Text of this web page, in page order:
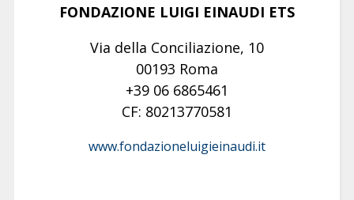
FONDAZIONE LUIGI EINAUDI ETS
Via della Conciliazione, 10
00193 Roma
+39 06 6865461
CF: 80213770581
www.fondazioneluigieinaudi.it